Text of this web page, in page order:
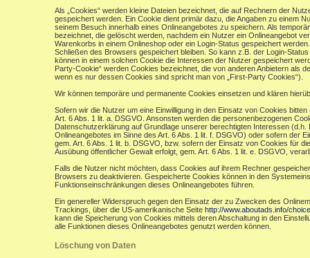
Als „Cookies“ werden kleine Dateien bezeichnet, die auf Rechnern der
gespeichert werden. Ein Cookie dient primär dazu, die Angaben zu einem
seinem Besuch innerhalb eines Onlineangebotes zu speichern. Als
bezeichnet, die gelöscht werden, nachdem ein Nutzer ein Onlineangebot
Warenkorbs in einem Onlineshop oder ein Login-Status gespeichert
Schließen des Browsers gespeichert bleiben. So kann z.B. der Login-
können in einem solchen Cookie die Interessen der Nutzer gespeichert
Party-Cookie“ werden Cookies bezeichnet, die von anderen Anbietern als
wenn es nur dessen Cookies sind spricht man von „First-Party Cookies“).
Wir können temporäre und permanente Cookies einsetzen und klären
Sofern wir die Nutzer um eine Einwilligung in den Einsatz von Cookies
Art. 6 Abs. 1 lit. a. DSGVO. Ansonsten werden die personenbezogenen
Datenschutzerklärung auf Grundlage unserer berechtigten Interessen
Onlineangebotes im Sinne des Art. 6 Abs. 1 lit. f. DSGVO) oder sofern der
gem. Art. 6 Abs. 1 lit. b. DSGVO, bzw. sofern der Einsatz von Cookies für
Ausübung öffentlicher Gewalt erfolgt, gem. Art. 6 Abs. 1 lit. e. DSGVO,
Falls die Nutzer nicht möchten, dass Cookies auf ihrem Rechner
Browsers zu deaktivieren. Gespeicherte Cookies können in den
Funktionseinschränkungen dieses Onlineangebotes führen.
Ein genereller Widerspruch gegen den Einsatz der zu Zwecken des
Trackings, über die US-amerikanische Seite http://www.aboutads.info/
kann die Speicherung von Cookies mittels deren Abschaltung in den
alle Funktionen dieses Onlineangebotes genutzt werden können.
Löschung von Daten